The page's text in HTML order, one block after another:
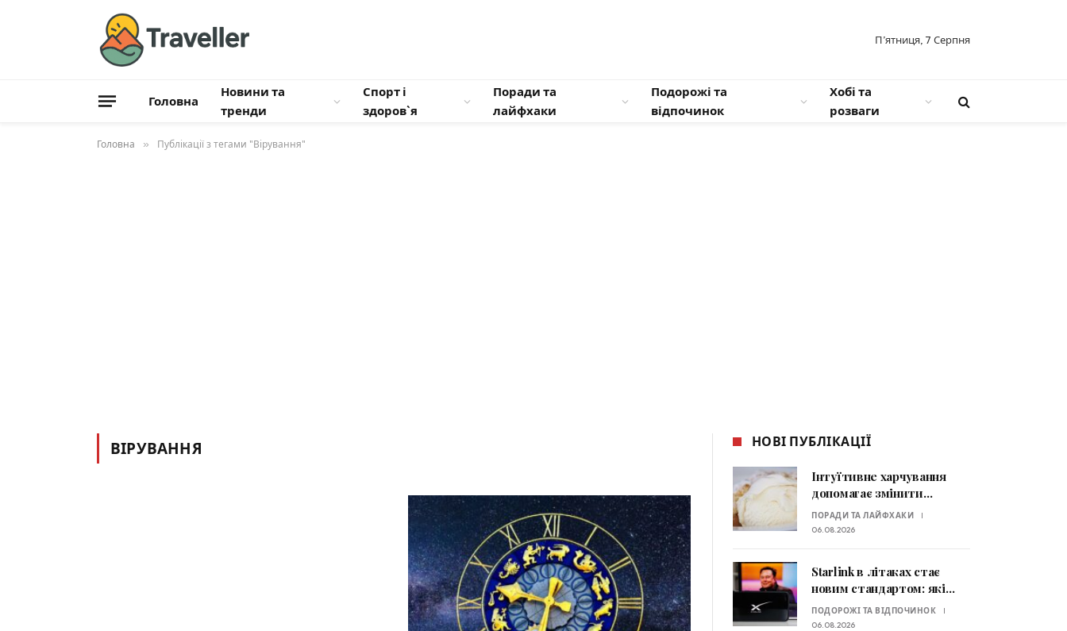
П’ятниця, 7 Серпня
Головна
Новини та
тренди
Спорт і
здоров`я
Поради та
лайфхаки
Подорожі та
відпочинок
Хобі та
розваги
Головна » Публікації з тегами "Вірування"
ВІРУВАННЯ НОВІ ПУБЛІКАЦІЇ
Інтуїтивне харчування
допомагає змінити
ставлення до їжі: які
принципи радять
ПОРАДИ ТА ЛАЙФХАКИ
06.08.2026
Starlink в літаках стає
новим стандартом: які
авіакомпанії вже
пропонують супутниковий
ПОДОРОЖІ ТА ВІДПОЧИНОК
06.08.2026